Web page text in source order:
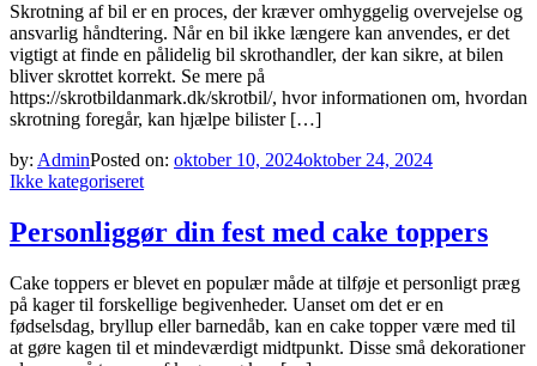
Skrotning af bil er en proces, der kræver omhyggelig overvejelse og
ansvarlig håndtering. Når en bil ikke længere kan anvendes, er det
vigtigt at finde en pålidelig bil skrothandler, der kan sikre, at bilen
bliver skrottet korrekt. Se mere på
https://skrotbildanmark.dk/skrotbil/, hvor informationen om, hvordan
skrotning foregår, kan hjælpe bilister […]
by: AdminPosted on: oktober 10, 2024oktober 24, 2024
Ikke kategoriseret
Personliggør din fest med cake toppers
Cake toppers er blevet en populær måde at tilføje et personligt præg
på kager til forskellige begivenheder. Uanset om det er en
fødselsdag, bryllup eller barnedåb, kan en cake topper være med til
at gøre kagen til et mindeværdigt midtpunkt. Disse små dekorationer